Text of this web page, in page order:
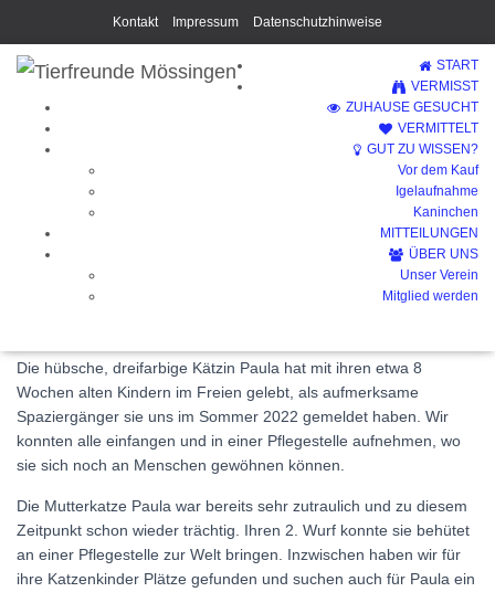
Kontakt Impressum Datenschutzhinweise
START
VERMISST
ZUHAUSE GESUCHT
VERMITTELT
GUT ZU WISSEN?
Vor dem Kauf
Igelaufnahme
Kaninchen
MITTEILUNGEN
ÜBER UNS
Unser Verein
Mitglied werden
Die hübsche, dreifarbige Kätzin Paula hat mit ihren etwa 8
Wochen alten Kindern im Freien gelebt, als aufmerksame
Spaziergänger sie uns im Sommer 2022 gemeldet haben. Wir
konnten alle einfangen und in einer Pflegestelle aufnehmen, wo
sie sich noch an Menschen gewöhnen können.
Die Mutterkatze Paula war bereits sehr zutraulich und zu diesem
Zeitpunkt schon wieder trächtig. Ihren 2. Wurf konnte sie behütet
an einer Pflegestelle zur Welt bringen. Inzwischen haben wir für
ihre Katzenkinder Plätze gefunden und suchen auch für Paula ein